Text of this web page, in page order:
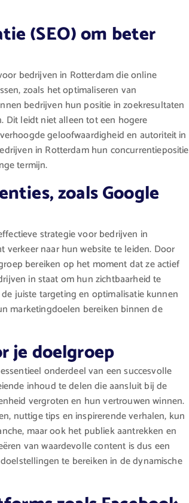
(SEO) om beter
bedrijven in Rotterdam die online
zoals het optimaliseren van
bedrijven hun positie in zoekresultaten
Dit leidt niet alleen tot een hogere
geloofwaardigheid en autoriteit in
in Rotterdam hun concurrentiepositie
termijn.
zoals Google
strategie voor bedrijven in
naar hun website te leiden. Door
bereiken op het moment dat ze actief
in staat om hun zichtbaarheid te
juiste targeting en optimalisatie kunnen
marketingdoelen bereiken binnen de
je doelgroep
onderdeel van een succesvolle
inhoud te delen die aansluit bij de
vergroten en hun vertrouwen winnen.
nuttige tips en inspirerende verhalen, kun
maar ook het publiek aantrekken en
van waardevolle content is dus een
te bereiken in de dynamische